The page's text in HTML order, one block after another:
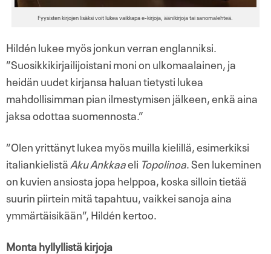
Fyysisten kirjojen lisäksi voit lukea vaikkapa e-kirjoja, äänikirjoja tai sanomalehteä.
Hildén lukee myös jonkun verran englanniksi.
”Suosikkikirjailijoistani moni on ulkomaalainen, ja
heidän uudet kirjansa haluan tietysti lukea
mahdollisimman pian ilmestymisen jälkeen, enkä aina
jaksa odottaa suomennosta.”
”Olen yrittänyt lukea myös muilla kielillä, esimerkiksi
italiankielistäAku Ankkaaeli Topolinoa . Sen lukeminen
on kuvien ansiosta jopa helppoa, koska silloin tietää
suurin piirtein mitä tapahtuu, vaikkei sanoja aina
ymmärtäisikään”, Hildén kertoo.
Monta hyllyllistä kirjoja